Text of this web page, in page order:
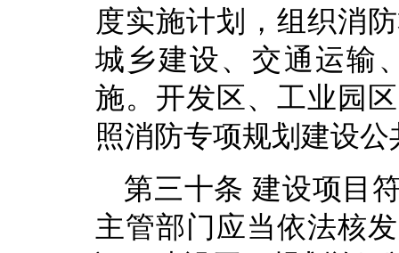
度实施计划，组织消
城乡建设、交通运输
施。开发区、工业园
照消防专项规划建设
第三十条 建设项目
主管部门应当依法核